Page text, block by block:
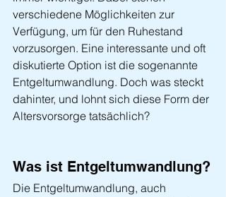
verschiedene Möglichkeiten zur
Verfügung, um für den Ruhestand
vorzusorgen. Eine interessante und oft
diskutierte Option ist die sogenannte
Entgeltumwandlung. Doch was steckt
dahinter, und lohnt sich diese Form der
Altersvorsorge tatsächlich?
Was ist Entgeltumwandlung?
Die Entgeltumwandlung, auch